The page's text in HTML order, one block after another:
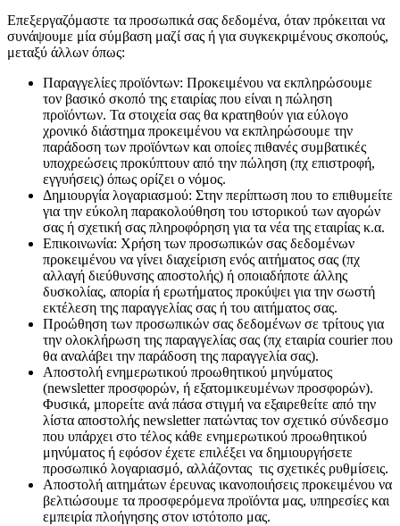
Επεξεργαζόμαστε τα προσωπικά σας δεδομένα, όταν πρόκειται να
συνάψουμε μία σύμβαση μαζί σας ή για συγκεκριμένους σκοπούς,
μεταξύ άλλων όπως:
Παραγγελίες προϊόντων: Προκειμένου να εκπληρώσουμε
τον βασικό σκοπό της εταιρίας που είναι η πώληση
προϊόντων. Τα στοιχεία σας θα κρατηθούν για εύλογο
χρονικό διάστημα προκειμένου να εκπληρώσουμε την
παράδοση των προϊόντων και οποίες πιθανές συμβατικές
υποχρεώσεις προκύπτουν από την πώληση (πχ επιστροφή,
εγγυήσεις) όπως ορίζει ο νόμος.
Δημιουργία λογαριασμού: Στην περίπτωση που το επιθυμείτε
για την εύκολη παρακολούθηση του ιστορικού των αγορών
σας ή σχετική σας πληροφόρηση για τα νέα της εταιρίας κ.α.
Επικοινωνία: Χρήση των προσωπικών σας δεδομένων
προκειμένου να γίνει διαχείριση ενός αιτήματος σας (πχ
αλλαγή διεύθυνσης αποστολής) ή οποιαδήποτε άλλης
δυσκολίας, απορία ή ερωτήματος προκύψει για την σωστή
εκτέλεση της παραγγελίας σας ή του αιτήματος σας.
Προώθηση των προσωπικών σας δεδομένων σε τρίτους για
την ολοκλήρωση της παραγγελίας σας (πχ εταιρία courier που
θα αναλάβει την παράδοση της παραγγελία σας).
Αποστολή ενημερωτικού προωθητικού μηνύματος
(newsletter προσφορών, ή εξατομικευμένων προσφορών).
Φυσικά, μπορείτε ανά πάσα στιγμή να εξαιρεθείτε από την
λίστα αποστολής newsletter πατώντας τον σχετικό σύνδεσμο
που υπάρχει στο τέλος κάθε ενημερωτικού προωθητικού
μηνύματος ή εφόσον έχετε επιλέξει να δημιουργήσετε
προσωπικό λογαριασμό, αλλάζοντας τις σχετικές ρυθμίσεις.
Αποστολή αιτημάτων έρευνας ικανοποιήσεις προκειμένου να
βελτιώσουμε τα προσφερόμενα προϊόντα μας, υπηρεσίες και
εμπειρία πλοήγησης στον ιστότοπο μας.